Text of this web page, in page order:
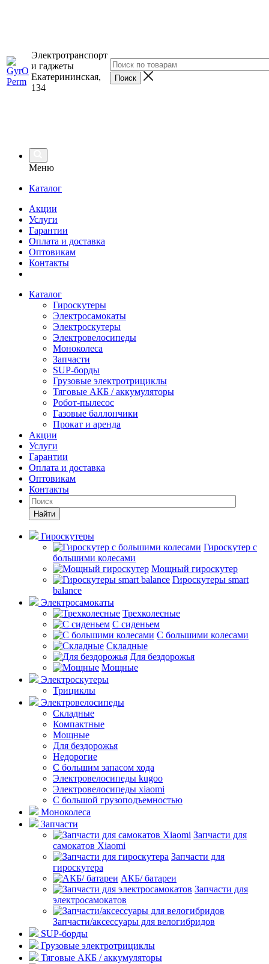
Электротранспорт
и гаджеты
Екатерининская,
134
Меню
Каталог
Акции
Услуги
Гарантии
Оплата и доставка
Оптовикам
Контакты
Каталог
Гироскутеры
Электросамокаты
Электроскутеры
Электровелосипеды
Моноколеса
Запчасти
SUP-борды
Грузовые электротрициклы
Тяговые АКБ / аккумуляторы
Робот-пылесос
Газовые баллончики
Прокат и аренда
Акции
Услуги
Гарантии
Оплата и доставка
Оптовикам
Контакты
Найти
Гироскутеры
Гироскутер с
большими колесами
Мощный гироскутер
Гироскутеры smart
balance
Электросамокаты
Трехколесные
С сиденьем
С большими колесами
Складные
Для бездорожья
Мощные
Электроскутеры
Трициклы
Электровелосипеды
Складные
Компактные
Мощные
Для бездорожья
Недорогие
С большим запасом хода
Электровелосипеды kugoo
Электровелосипеды xiaomi
С большой грузоподъемностью
Моноколеса
Запчасти
Запчасти для
самокатов Xiaomi
Запчасти для
гироскутера
АКБ/ батареи
Запчасти для
электросамокатов
Запчасти/аксессуары для велогибридов
SUP-борды
Грузовые электротрициклы
Тяговые АКБ / аккумуляторы